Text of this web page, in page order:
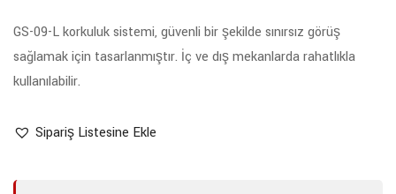
GS-09-L korkuluk sistemi, güvenli bir şekilde sınırsız görüş
sağlamak için tasarlanmıştır. İç ve dış mekanlarda rahatlıkla
kullanılabilir.
Sipariş Listesine Ekle